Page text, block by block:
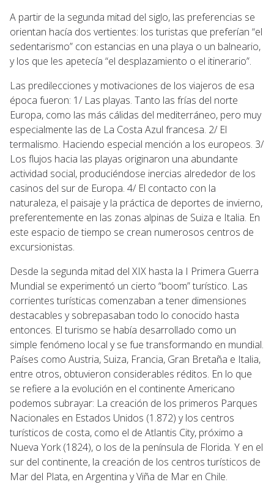
A partir de la segunda mitad del siglo, las preferencias se
orientan hacía dos vertientes: los turistas que preferían “el
sedentarismo” con estancias en una playa o un balneario,
y los que les apetecía “el desplazamiento o el itinerario”.
Las predilecciones y motivaciones de los viajeros de esa
época fueron: 1/ Las playas. Tanto las frías del norte
Europa, como las más cálidas del mediterráneo, pero muy
especialmente las de La Costa Azul francesa. 2/ El
termalismo. Haciendo especial mención a los europeos. 3/
Los flujos hacia las playas originaron una abundante
actividad social, produciéndose inercias alrededor de los
casinos del sur de Europa. 4/ El contacto con la
naturaleza, el paisaje y la práctica de deportes de invierno,
preferentemente en las zonas alpinas de Suiza e Italia. En
este espacio de tiempo se crean numerosos centros de
excursionistas.
Desde la segunda mitad del XIX hasta la I Primera Guerra
Mundial se experimentó un cierto “boom” turístico. Las
corrientes turísticas comenzaban a tener dimensiones
destacables y sobrepasaban todo lo conocido hasta
entonces. El turismo se había desarrollado como un
simple fenómeno local y se fue transformando en mundial.
Países como Austria, Suiza, Francia, Gran Bretaña e Italia,
entre otros, obtuvieron considerables réditos. En lo que
se refiere a la evolución en el continente Americano
podemos subrayar: La creación de los primeros Parques
Nacionales en Estados Unidos (1.872) y los centros
turísticos de costa, como el de Atlantis City, próximo a
Nueva York (1824), o los de la península de Florida. Y en el
sur del continente, la creación de los centros turísticos de
Mar del Plata, en Argentina y Viña de Mar en Chile.